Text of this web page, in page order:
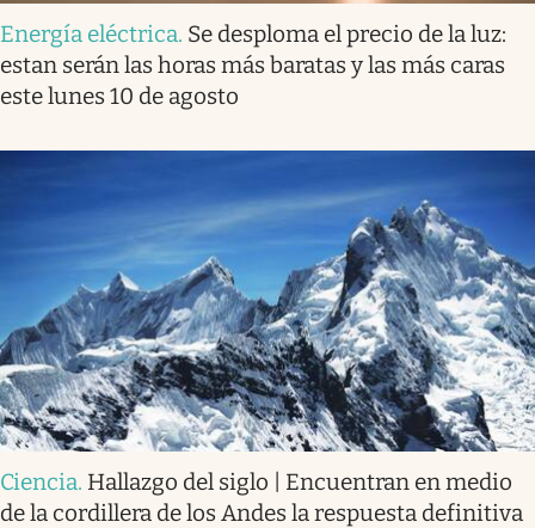
Energía eléctrica. Se desploma el precio de la luz:
estan serán las horas más baratas y las más caras
este lunes 10 de agosto
Ciencia. Hallazgo del siglo | Encuentran en medio
de la cordillera de los Andes la respuesta definitiva